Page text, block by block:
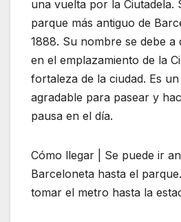
una vuelta por la Ciutadela.
parque más antiguo de
1888. Su nombre se debe
en el emplazamiento de la
fortaleza de la ciudad. Es
agradable para pasear y
pausa en el día.
Cómo llegar | Se puede ir
Barceloneta hasta el
tomar el metro hasta la